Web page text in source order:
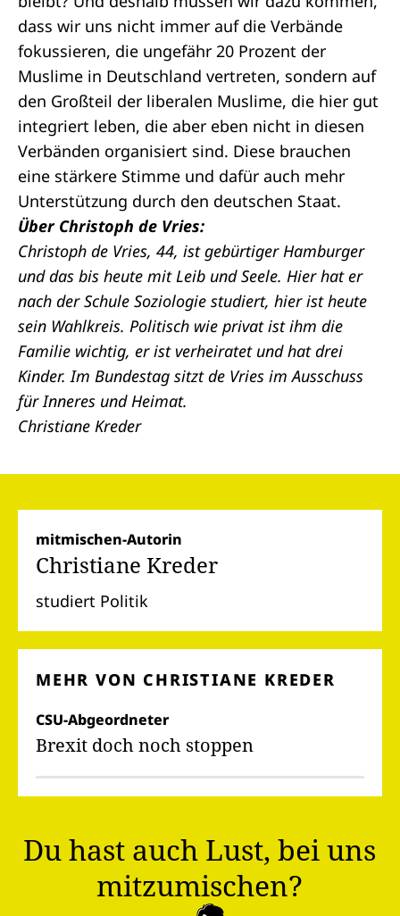
dass wir uns nicht immer auf die Verbände
fokussieren, die ungefähr 20 Prozent der
Muslime in Deutschland vertreten, sondern auf
den Großteil der liberalen Muslime, die hier gut
integriert leben, die aber eben nicht in diesen
Verbänden organisiert sind. Diese brauchen
eine stärkere Stimme und dafür auch mehr
Unterstützung durch den deutschen Staat.
Über Christoph de Vries:
Christoph de Vries, 44, ist gebürtiger Hamburger
und das bis heute mit Leib und Seele. Hier hat er
nach der Schule Soziologie studiert, hier ist heute
sein Wahlkreis. Politisch wie privat ist ihm die
Familie wichtig, er ist verheiratet und hat drei
Kinder. Im Bundestag sitzt de Vries im Ausschuss
für Inneres und Heimat.
Christiane Kreder
mitmischen-Autorin
Christiane Kreder
studiert Politik
MEHR VON CHRISTIANE KREDER
CSU-Abgeordneter
Brexit doch noch stoppen
Du hast auch Lust, bei uns
mitzumischen?